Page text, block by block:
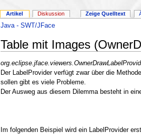
Java - SWT/JFace
Table mit Images
Der LabelProvider verfügt zwar über die
sollen gibt es viele Probleme.
Der Ausweg aus diesem Dilemma besteht in
Im folgenden Beispiel wird ein LabelProvider
Artikel Diskussion Zeige Quelltext